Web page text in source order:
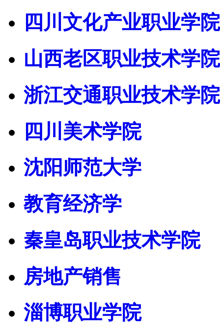
四川文化产业职业学院
山西老区职业技术学院
浙江交通职业技术学院
四川美术学院
沈阳师范大学
教育经济学
秦皇岛职业技术学院
房地产销售
淄博职业学院